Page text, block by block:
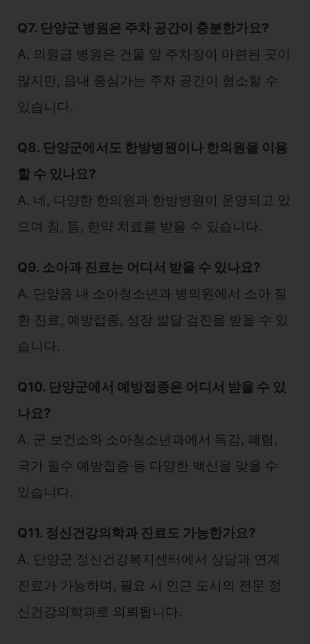
Q7. 단양군 병원은 주차 공간이 충분한가요?
A. 의원급 병원은 건물 앞 주차장이 마련된 곳이
많지만, 읍내 중심가는 주차 공간이 협소할 수
있습니다.
Q8. 단양군에서도 한방병원이나 한의원을 이용
할 수 있나요?
A. 네, 다양한 한의원과 한방병원이 운영되고 있
으며 침, 뜸, 한약 치료를 받을 수 있습니다.
Q9. 소아과 진료는 어디서 받을 수 있나요?
A. 단양읍 내 소아청소년과 병의원에서 소아 질
환 진료, 예방접종, 성장 발달 검진을 받을 수 있
습니다.
Q10. 단양군에서 예방접종은 어디서 받을 수 있
나요?
A. 군 보건소와 소아청소년과에서 독감, 폐렴,
국가 필수 예방접종 등 다양한 백신을 맞을 수
있습니다.
Q11. 정신건강의학과 진료도 가능한가요?
A. 단양군 정신건강복지센터에서 상담과 연계
진료가 가능하며, 필요 시 인근 도시의 전문 정
신건강의학과로 의뢰됩니다.